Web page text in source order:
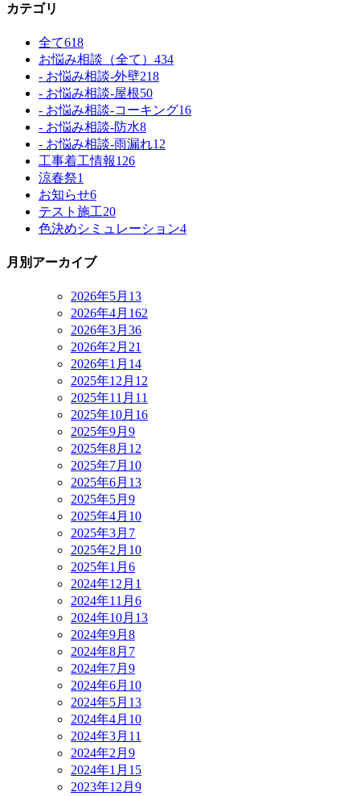
カテゴリ
全て618
お悩み相談（全て） 434
- お悩み相談-外壁218
- お悩み相談-屋根50
- お悩み相談-コーキング16
- お悩み相談-防水8
- お悩み相談-雨漏れ12
工事着工情報126
涼春祭1
お知らせ6
テスト施工20
色決めシミュレーション4
月別アーカイブ
2026年5月 13
2026年4月 162
2026年3月 36
2026年2月 21
2026年1月 14
2025年12月 12
2025年11月 11
2025年10月 16
2025年9月 9
2025年8月 12
2025年7月 10
2025年6月 13
2025年5月 9
2025年4月 10
2025年3月 7
2025年2月 10
2025年1月 6
2024年12月 1
2024年11月 6
2024年10月 13
2024年9月 8
2024年8月 7
2024年7月 9
2024年6月 10
2024年5月 13
2024年4月 10
2024年3月 11
2024年2月 9
2024年1月 15
2023年12月 9